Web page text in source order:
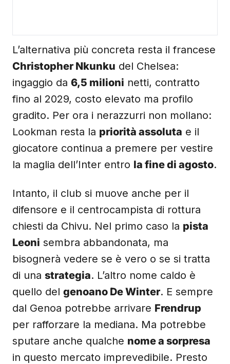
L’alternativa più concreta resta il francese
Christopher Nkunku del Chelsea:
ingaggio da 6,5 milioni netti, contratto
fino al 2029, costo elevato ma profilo
gradito. Per ora i nerazzurri non mollano:
Lookman resta la priorità assoluta e il
giocatore continua a premere per vestire
la maglia dell’Inter entro la fine di agosto.
Intanto, il club si muove anche per il
difensore e il centrocampista di rottura
chiesti da Chivu. Nel primo caso la pista
Leoni sembra abbandonata, ma
bisognerà vedere se è vero o se si tratta
di una strategia. L’altro nome caldo è
quello del genoano De Winter. E sempre
dal Genoa potrebbe arrivare Frendrup
per rafforzare la mediana. Ma potrebbe
sputare anche qualche nome a sorpresa
in questo mercato imprevedibile. Presto